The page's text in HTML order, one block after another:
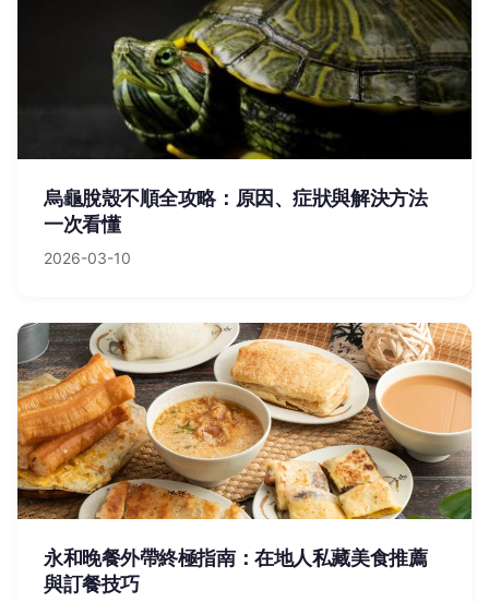
烏龜脫殼不順全攻略：原因、症狀與解決方法
一次看懂
2026-03-10
永和晚餐外帶終極指南：在地人私藏美食推薦
與訂餐技巧